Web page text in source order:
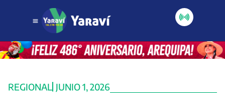
REGIONAL JUNIO 1, 2026